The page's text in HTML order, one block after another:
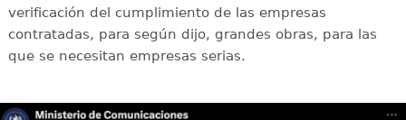
verificación del cumplimiento de las empresas
contratadas, para según dijo, grandes obras, para las
que se necesitan empresas serias.